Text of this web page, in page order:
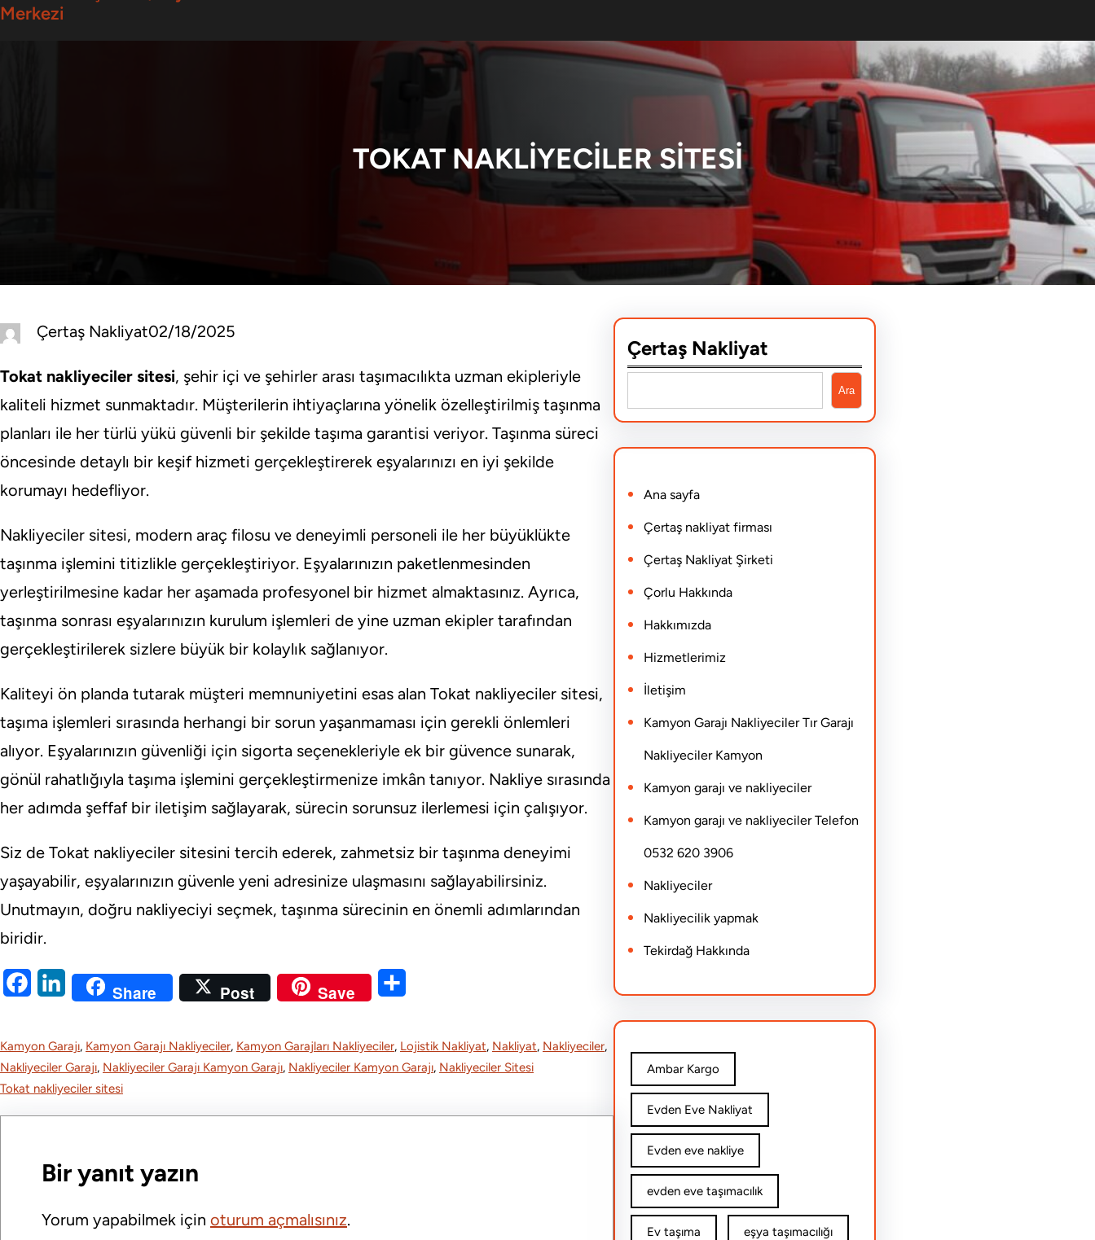
Merkezi
TOKAT NAKLIYECILER SITESI
Çertaş Nakliyat02/18/2025
Tokat nakliyeciler sitesi, şehir içi ve şehirler arası taşımacılıkta uzman ekipleriyle
kaliteli hizmet sunmaktadır. Müşterilerin ihtiyaçlarına yönelik özelleştirilmiş taşınma
planları ile her türlü yükü güvenli bir şekilde taşıma garantisi veriyor. Taşınma süreci
öncesinde detaylı bir keşif hizmeti gerçekleştirerek eşyalarınızı en iyi şekilde
korumayı hedefliyor.
Nakliyeciler sitesi, modern araç filosu ve deneyimli personeli ile her büyüklükte
taşınma işlemini titizlikle gerçekleştiriyor. Eşyalarınızın paketlenmesinden
yerleştirilmesine kadar her aşamada profesyonel bir hizmet almaktasınız. Ayrıca,
taşınma sonrası eşyalarınızın kurulum işlemleri de yine uzman ekipler tarafından
gerçekleştirilerek sizlere büyük bir kolaylık sağlanıyor.
Kaliteyi ön planda tutarak müşteri memnuniyetini esas alan Tokat nakliyeciler sitesi,
taşıma işlemleri sırasında herhangi bir sorun yaşanmaması için gerekli önlemleri
alıyor. Eşyalarınızın güvenliği için sigorta seçenekleriyle ek bir güvence sunarak,
gönül rahatlığıyla taşıma işlemini gerçekleştirmenize imkân tanıyor. Nakliye sırasında
her adımda şeffaf bir iletişim sağlayarak, sürecin sorunsuz ilerlemesi için çalışıyor.
Siz de Tokat nakliyeciler sitesini tercih ederek, zahmetsiz bir taşınma deneyimi
yaşayabilir, eşyalarınızın güvenle yeni adresinize ulaşmasını sağlayabilirsiniz.
Unutmayın, doğru nakliyeciyi seçmek, taşınma sürecinin en önemli adımlarından
biridir.
e
b
o
k
e
d
n
Share Post Save
r
Kamyon Garajı, Kamyon Garajı Nakliyeciler, Kamyon Garajları Nakliyeciler, Lojistik Nakliyat, Nakliyat, Nakliyeciler
Nakliyeciler Garajı, Nakliyeciler Garajı Kamyon Garajı, Nakliyeciler Kamyon Garajı, Nakliyeciler Sitesi
Tokat nakliyeciler sitesi
Bir yanıt yazın
Yorum yapabilmek için oturum açmalısınız.
Çertaş Nakliyat
e
a
c
h
Ara
Ana sayfa
Çertaş nakliyat firması
Çertaş Nakliyat Şirketi
Çorlu Hakkında
Hakkımızda
Hizmetlerimiz
İletişim
Kamyon Garajı Nakliyeciler Tır Garajı
Nakliyeciler Kamyon
Kamyon garajı ve nakliyeciler
Kamyon garajı ve nakliyeciler Telefon
0532 620 3906
Nakliyeciler
Nakliyecilik yapmak
Tekirdağ Hakkında
Ambar Kargo
Evden Eve Nakliyat
Evden eve nakliye
evden eve taşımacılık
Ev taşıma eşya taşımacılığı